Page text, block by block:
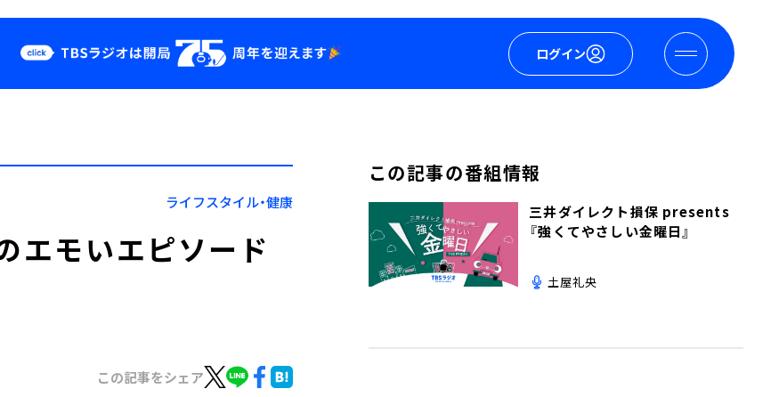
ログイン
YouTube
会社情報
ライフスタイル・健康
エモいエピソード
この記事をシェア
この記事の番組情報
三井ダイレクト損保 presents
『強くてやさしい金曜日』
土屋礼央